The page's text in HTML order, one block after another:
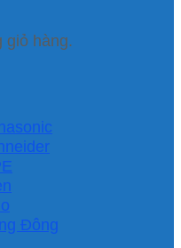
giỏ hàng.
Đông